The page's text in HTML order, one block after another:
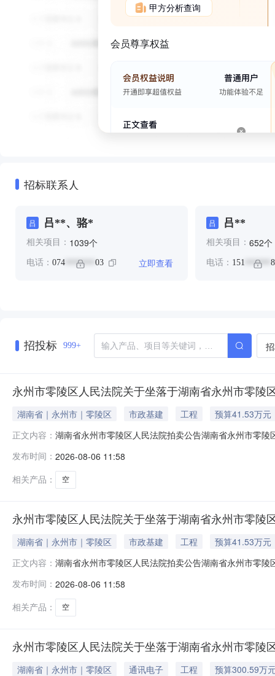
甲方分析查询
会员尊享权益
招标联系人
吕 吕**、骆*
相关项目： 1039个
电话： 074 ******* 03 立即查看
吕 吕**
相关项目： 652个
电话： 151 ******
招投标 999+
永州市零陵区人民法院关于坐落于湖南省永州市零
湖南省｜永州市｜零陵区 市政基建 工程
预算41.53万元
正文内容： 湖南省永州市零陵区人民法院拍卖公告湖南省永州市零
司与被执行人永州润泽房地产开发有限公司建设工程合
产（127.86㎡，具体
发布时间： 2026-08-06 11:58
相关产品：
空
永州市零陵区人民法院关于坐落于湖南省永州市零
湖南省｜永州市｜零陵区 市政基建 工程
预算41.53万元
正文内容： 湖南省永州市零陵区人民法院拍卖公告湖南省永州市零
司与被执行人永州润泽房地产开发有限公司建设工程合
产（127.86㎡，具体
发布时间： 2026-08-06 11:58
相关产品：
空
永州市零陵区人民法院关于坐落于湖南省永州市零陵
湖南省｜永州市｜零陵区 通讯电子 工程
预算300.59万